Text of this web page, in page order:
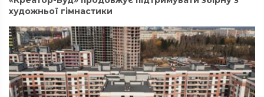
художньої гімнастики